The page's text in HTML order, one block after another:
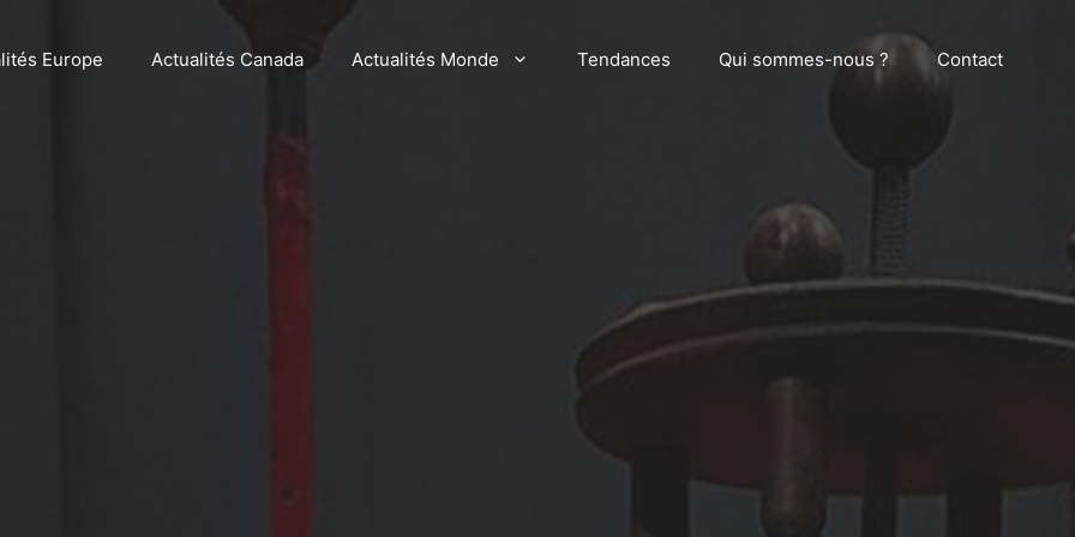
Europe Actualités Canada Actualités Monde Tendances Qui sommes-nous ? Contact